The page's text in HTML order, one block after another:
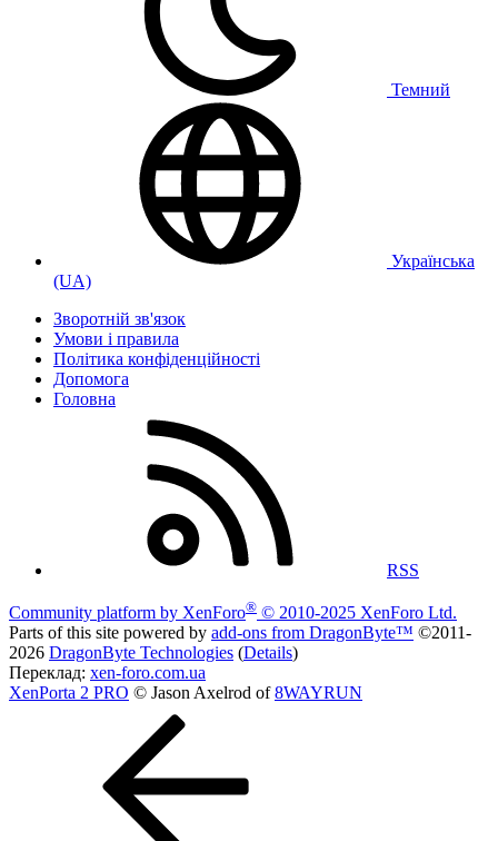
Темний
Українська
(UA)
Зворотній зв'язок
Умови і правила
Політика конфіденційності
Дoпoмoга
Головна
RSS
Community platform by XenForo® © 2010-2025 XenForo Ltd.
Parts of this site powered by add-ons from DragonByte™ ©2011-
2026 DragonByte Technologies (Details)
Переклад: xen-foro.com.ua
XenPorta 2 PRO © Jason Axelrod of8WAYRUN